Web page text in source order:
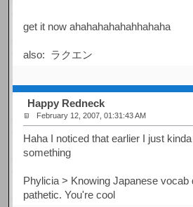
get it now ahahahahahahhahaha
also: ラクエン
Happy Redneck
February 12, 2007, 01:31:43 AM
Haha I noticed that earlier I just
something
Phylicia > Knowing Japanese
pathetic. You're cool